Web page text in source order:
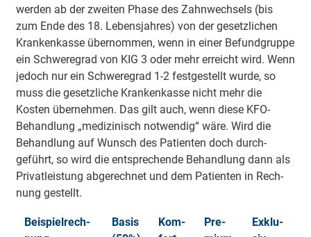
werden ab der zwei­ten Phase des Zahn­wech­sels (bis
zum Ende des 18. Lebens­jahres) von der gesetz­lichen
Kran­ken­kasse über­nommen, wenn in einer Be­fund­gruppe
ein Schwere­grad von KIG 3 oder mehr erreicht wird. Wenn
jedoch nur ein Schwere­grad 1-2 fest­gestellt wurde, so
muss die gesetz­liche Kran­ken­kasse nicht mehr die
Kosten über­nehmen. Das gilt auch, wenn diese KFO-
Behand­lung „medi­zi­nisch not­wendig“ wäre. Wird die
Behand­lung auf Wunsch des Pati­enten doch durch­
geführt, so wird die ent­sprechende Behand­lung dann als
Privat­leis­tung ab­gerechnet und dem Pati­enten in Rech­
nung ge­stellt.
Bei­spiel­rech­
Basis
Kom­
Pre­
Ex­klu­